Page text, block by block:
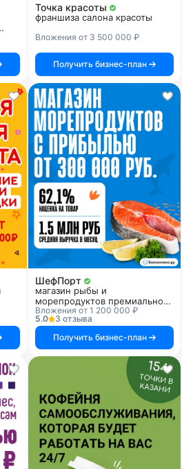
Точка красоты
франшиза салона красоты
Вложения от 3 500 000 ₽
Получить бизнес-план
ШефПорт
магазин рыбы и
морепродуктов премиального
качества
Вложения от 1 200 000 ₽
5.0
3 отзыва
Получить бизнес-план